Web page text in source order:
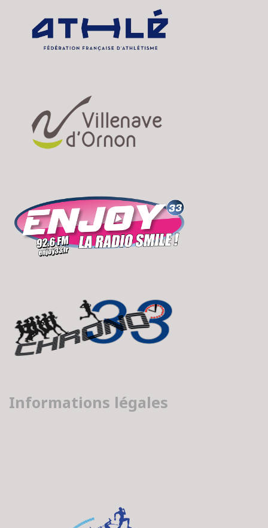
Informations légales